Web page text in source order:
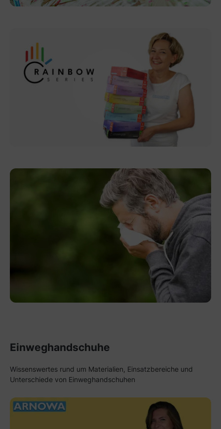
Einweghandschuhe
Wissenswertes rund um Materialien, Einsatzbereiche und
Unterschiede von Einweghandschuhen